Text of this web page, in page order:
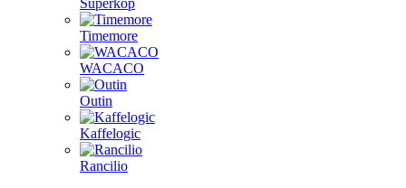
Superkop
Timemore
WACACO
Outin
Kaffelogic
Rancilio